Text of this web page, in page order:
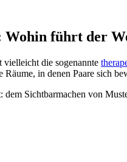
Wohin führt der
vielleicht die sogenannte
in denen Paare sich
Sichtbarmachen von